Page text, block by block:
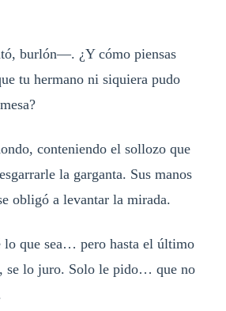
burlón—. ¿Y cómo piensas
tu hermano ni siquiera pudo
conteniendo el sollozo que
la garganta. Sus manos
obligó a levantar la mirada.
que sea… pero hasta el último
se lo juro. Solo le pido… que no